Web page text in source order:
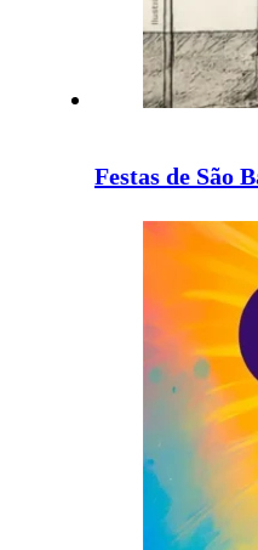
Festas de São